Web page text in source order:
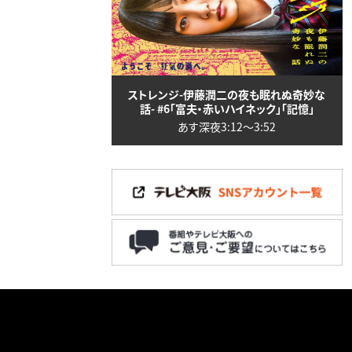
ストレンジ-伊藤潤二の夜も眠れぬ奇妙な
話- #6「富夫・赤いハイネック」「記憶」
あす深夜3:12〜3:52